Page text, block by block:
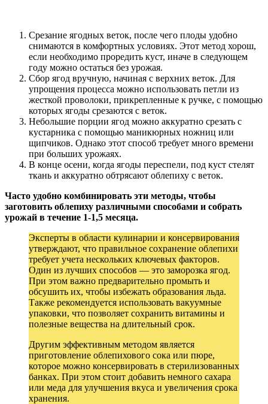
Срезание ягодных веток, после чего плоды удобно
снимаются в комфортных условиях. Этот метод хорош,
если необходимо проредить куст, иначе в следующем
году можно остаться без урожая.
Сбор ягод вручную, начиная с верхних веток. Для
упрощения процесса можно использовать петли из
жесткой проволоки, прикрепленные к ручке, с помощью
которых ягоды срезаются с веток.
Небольшие порции ягод можно аккуратно срезать с
кустарника с помощью маникюрных ножниц или
щипчиков. Однако этот способ требует много времени
при больших урожаях.
В конце осени, когда ягоды переспели, под куст стелят
ткань и аккуратно обтрясают облепиху с веток.
Часто удобно комбинировать эти методы, чтобы
заготовить облепиху различными способами и собрать
урожай в течение 1-1,5 месяца.
Эксперты в области кулинарии и консервирования
утверждают, что правильное сохранение облепихи
требует учета нескольких ключевых факторов.
Один из лучших способов — это заморозка ягод.
При этом важно предварительно промыть и
обсушить их, чтобы избежать образования льда.
Также рекомендуется использовать вакуумные
упаковки, что позволяет сохранить витамины и
полезные вещества на длительный срок.
Другим эффективным методом является
приготовление облепихового сока или пюре,
которое можно консервировать в стерилизованных
банках. При этом стоит добавить немного сахара
или меда для улучшения вкуса и увеличения срока
хранения.